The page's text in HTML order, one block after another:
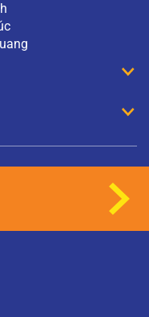
về khái niệm xét
rõ nó có vai trò gì ạ?
Người bị sùi mào
danh)